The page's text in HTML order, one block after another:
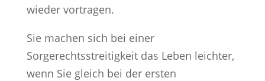
wieder vortragen.
Sie machen sich bei einer
Sorgerechtsstreitigkeit das Leben leichter,
wenn Sie gleich bei der ersten